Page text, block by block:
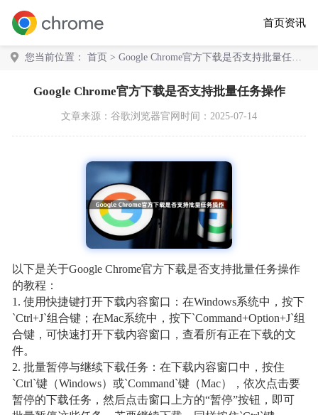
首页资讯
您当前位置： 首页 > Google Chrome官方下载是否支持批量任务
Google Chrome官方下载是否支持批量任务操作
文章来源： 谷歌浏览器官网 时间：2025-07-14
以下是关于Google Chrome官方下载是否支持批量任务操作
的教程：
1. 使用快捷键打开下载内容窗口：在Windows系统中，按下
`Ctrl+J`组合键；在Mac系统中，按下`Command+Option+J`组
合键，可快速打开下载内容窗口，查看所有正在下载的文
件。
2. 批量暂停与继续下载任务：在下载内容窗口中，按住
`Ctrl`键（Windows）或`Command`键（Mac），依次点击要
暂停的下载任务，然后点击窗口上方的“暂停”按钮，即可